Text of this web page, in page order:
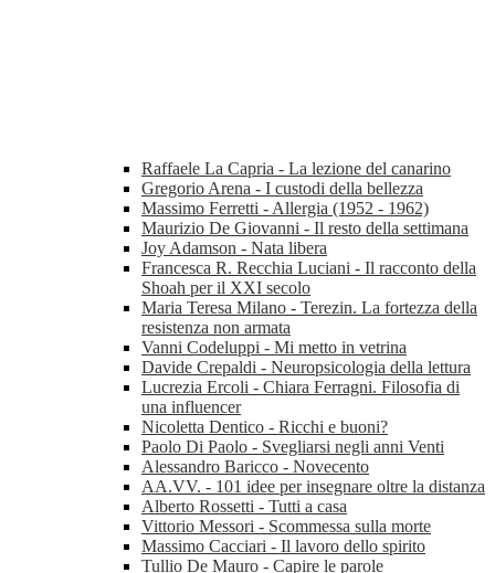
Raffaele La Capria - La lezione del canarino
Gregorio Arena - I custodi della bellezza
Massimo Ferretti - Allergia (1952 - 1962)
Maurizio De Giovanni - Il resto della settimana
Joy Adamson - Nata libera
Francesca R. Recchia Luciani - Il racconto della
Shoah per il XXI secolo
Maria Teresa Milano - Terezin. La fortezza della
resistenza non armata
Vanni Codeluppi - Mi metto in vetrina
Davide Crepaldi - Neuropsicologia della lettura
Lucrezia Ercoli - Chiara Ferragni. Filosofia di
una influencer
Nicoletta Dentico - Ricchi e buoni?
Paolo Di Paolo - Svegliarsi negli anni Venti
Alessandro Baricco - Novecento
AA.VV. - 101 idee per insegnare oltre la distanza
Alberto Rossetti - Tutti a casa
Vittorio Messori - Scommessa sulla morte
Massimo Cacciari - Il lavoro dello spirito
Tullio De Mauro - Capire le parole